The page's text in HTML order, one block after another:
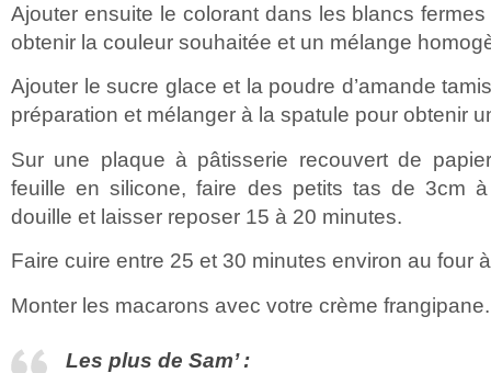
Ajouter ensuite le colorant dans les blancs
obtenir la couleur souhaitée et un mélange
Ajouter le sucre glace et la poudre d’amande
préparation et mélanger à la spatule pour obtenir
Sur une plaque à pâtisserie recouvert de
feuille en silicone, faire des petits tas de 3cm à
douille et laisser reposer 15 à 20 minutes.
Faire cuire entre 25 et 30 minutes environ au four
Monter les macarons avec votre crème frangipane.
Les plus de Sam’ :